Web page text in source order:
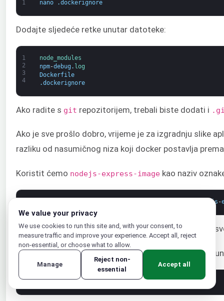
1 nano .dockerignore
Dodajte sljedeće retke unutar datoteke:
1
2
3
4
node_modules
npm-debug . log
Dockerfile
.dockerignore
Ako radite s git repozitorijem, trebali biste dodati i
Ako je sve prošlo dobro, vrijeme je za izgradnju slike
razliku od nasumičnog niza koji docker postavlja
Koristit ćemo nodejs-express-image kao naziv
nodejs -
Ne zaboravite zamijeniti your_dockerhub_username
Postupak izgradnje traje minutu ili dvije. Kada završi,
1 sudo docker images
We value your privacy
We use cookies to run this site and, with your consent, to
measure traffic and improve your experience. Accept all, reject
non-essential, or choose what to allow.
Manage
Reject non-
essential
Accept all